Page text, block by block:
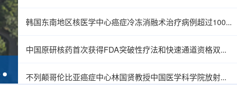
中核辐智正式设立 中国同辐持股90%打通核医
韩国东南地区核医学中心癌症冷冻消融术治疗病例超过100例
中国原研核药首次获得FDA突破性疗法和快速通道资格双重认定
不列颠哥伦比亚癌症中心林国贤教授中国医学科学院放射医学研究所开展学术交流